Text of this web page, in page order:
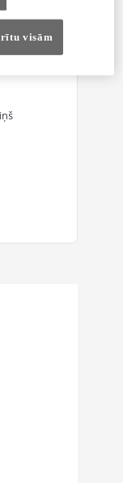
visām